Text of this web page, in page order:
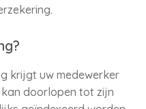
krijgt uw medewerker
doorlopen tot zijn